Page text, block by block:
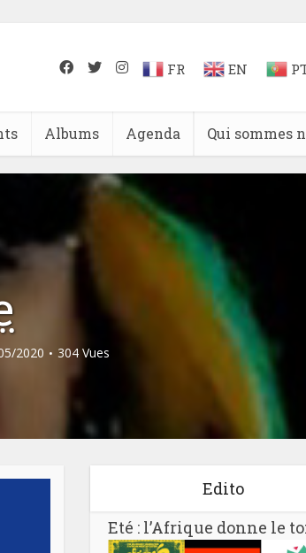
FR EN
Albums Agenda Qui sommes
2020 304 Vues
Edito
Eté : l’Afrique donne le